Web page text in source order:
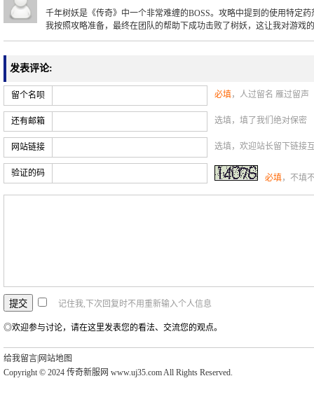
千年树妖是《传奇》中一个非常难缠的BOSS。攻略中提到的使用特定
我按照攻略准备，最终在团队的帮助下成功击败了树妖，这让我对游戏
发表评论:
留个名呗 必填，人过留名 雁过留声
还有邮箱 选填，填了我们绝对保密
网站链接 选填，欢迎站长留下链接
验证的码 必填，不填
记住我,下次回复时不用重新输入个人信息
◎欢迎参与讨论，请在这里发表您的看法、交流您的观点。
给我留言 网站地图
Copyright © 2024 传奇新服网 www.uj35.com All Rights Reserved.